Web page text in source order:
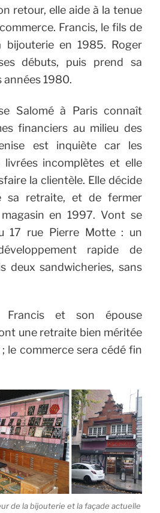
retour, elle aide à la tenue
Francis, le fils de
bijouterie en 1985. Roger
débuts, puis prend sa
années 1980.
Salomé à Paris connaît
financiers au milieu des
est inquiète car les
livrées incomplètes et elle
la clientèle. Elle décide
sa retraite, et de fermer
en 1997. Vont se
17 rue Pierre Motte : un
rapide de
deux sandwicheries, sans
et son épouse
une retraite bien méritée
; le commerce sera cédé fin
de la bijouterie et la façade actuelle